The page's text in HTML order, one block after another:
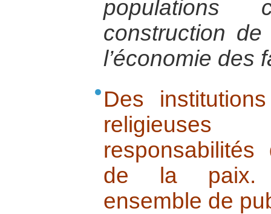
construction
l’économie des
Des
de la paix.
ensemble de